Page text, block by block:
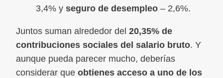
3,4% y seguro de desempleo – 2,6%.
Juntos suman alrededor del 20,35% de
contribuciones sociales del salario bruto. Y
aunque pueda parecer mucho, deberías
considerar que obtienes acceso a uno de los